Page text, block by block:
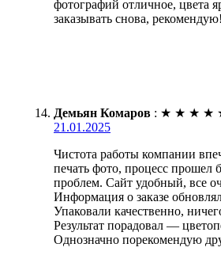
фотографий отличное, цвета
заказывать снова, рекомендую!
Демьян Комаров : ★ ★ ★ ★
21.01.2025
Чистота работы компании
печать фото, процесс прошел
проблем. Сайт удобный, все
Информация о заказе
Упаковали качественно,
Результат порадовал —
Однозначно порекомендую